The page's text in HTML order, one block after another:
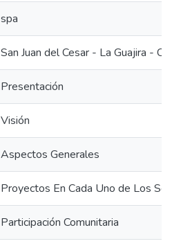
spa
San Juan del Cesar - La Guajira -
Presentación
Visión
Aspectos Generales
Proyectos En Cada Uno de Los
Participación Comunitaria